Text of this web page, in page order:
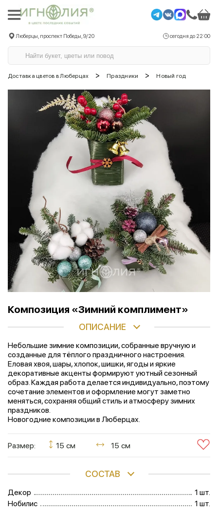
Люберцы, проспект Победы, 9/20 сегодня до 22:00
Доставка цветов в Люберцах > Праздники > Новый год
Композиция «Зимний комплимент»
ОПИСАНИЕ
Небольшие зимние композиции, собранные вручную и
созданные для тёплого праздничного настроения.
Еловая хвоя, шары, хлопок, шишки, ягоды и яркие
декоративные акценты формируют уютный сезонный
образ. Каждая работа делается индивидуально, поэтому
сочетание элементов и оформление могут заметно
меняться, сохраняя общий стиль и атмосферу зимних
праздников.
Новогодние композиции в Люберцах.
Размер: 15 см 15 см
СОСТАВ
Декор
1 шт.
Нобилис
1 шт.